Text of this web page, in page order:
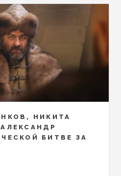
НИКИТА
БИТВЕ ЗА